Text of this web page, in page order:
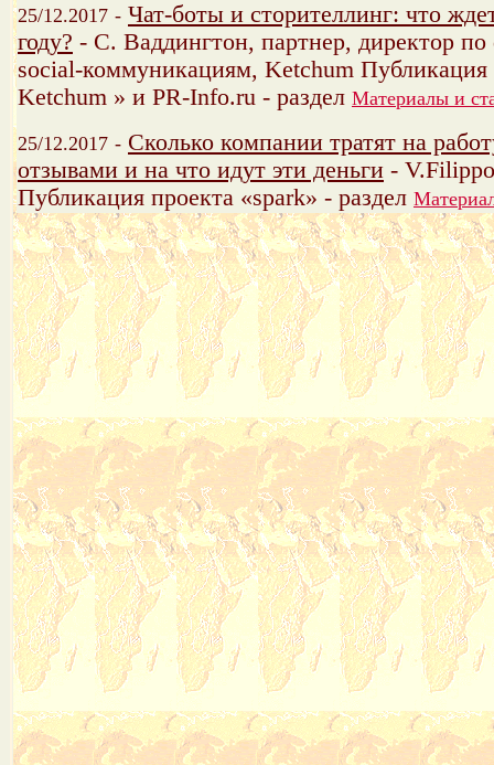
25/12.2017 - Чат-боты и сторителлинг: что
году? - С. Ваддингтон, партнер, директор
social-коммуникациям, Ketchum Публикация
Ketchum » и PR-Info.ru - раздел Материалы и
25/12.2017 - Сколько компании тратят на
отзывами и на что идут эти деньги -
Публикация проекта «spark» - раздел